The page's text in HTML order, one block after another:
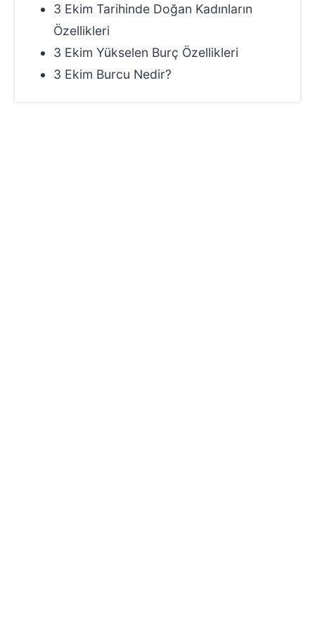
3 Ekim Tarihinde Doğan Kadınların
Özellikleri
3 Ekim Yükselen Burç Özellikleri
3 Ekim Burcu Nedir?